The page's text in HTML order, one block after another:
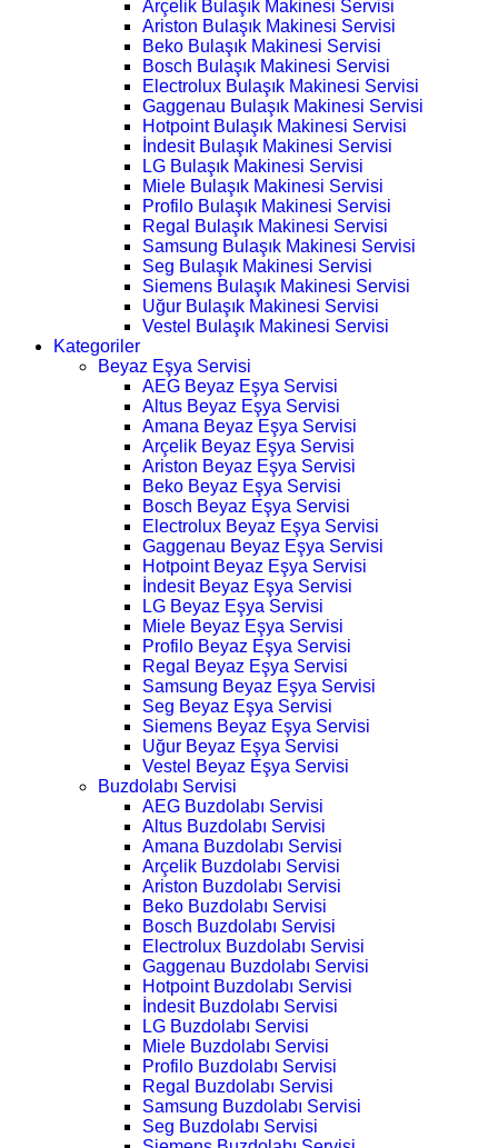
Arçelik Bulaşık Makinesi Servisi
Ariston Bulaşık Makinesi Servisi
Beko Bulaşık Makinesi Servisi
Bosch Bulaşık Makinesi Servisi
Electrolux Bulaşık Makinesi Servisi
Gaggenau Bulaşık Makinesi Servisi
Hotpoint Bulaşık Makinesi Servisi
İndesit Bulaşık Makinesi Servisi
LG Bulaşık Makinesi Servisi
Miele Bulaşık Makinesi Servisi
Profilo Bulaşık Makinesi Servisi
Regal Bulaşık Makinesi Servisi
Samsung Bulaşık Makinesi Servisi
Seg Bulaşık Makinesi Servisi
Siemens Bulaşık Makinesi Servisi
Uğur Bulaşık Makinesi Servisi
Vestel Bulaşık Makinesi Servisi
Kategoriler
Beyaz Eşya Servisi
AEG Beyaz Eşya Servisi
Altus Beyaz Eşya Servisi
Amana Beyaz Eşya Servisi
Arçelik Beyaz Eşya Servisi
Ariston Beyaz Eşya Servisi
Beko Beyaz Eşya Servisi
Bosch Beyaz Eşya Servisi
Electrolux Beyaz Eşya Servisi
Gaggenau Beyaz Eşya Servisi
Hotpoint Beyaz Eşya Servisi
İndesit Beyaz Eşya Servisi
LG Beyaz Eşya Servisi
Miele Beyaz Eşya Servisi
Profilo Beyaz Eşya Servisi
Regal Beyaz Eşya Servisi
Samsung Beyaz Eşya Servisi
Seg Beyaz Eşya Servisi
Siemens Beyaz Eşya Servisi
Uğur Beyaz Eşya Servisi
Vestel Beyaz Eşya Servisi
Buzdolabı Servisi
AEG Buzdolabı Servisi
Altus Buzdolabı Servisi
Amana Buzdolabı Servisi
Arçelik Buzdolabı Servisi
Ariston Buzdolabı Servisi
Beko Buzdolabı Servisi
Bosch Buzdolabı Servisi
Electrolux Buzdolabı Servisi
Gaggenau Buzdolabı Servisi
Hotpoint Buzdolabı Servisi
İndesit Buzdolabı Servisi
LG Buzdolabı Servisi
Miele Buzdolabı Servisi
Profilo Buzdolabı Servisi
Regal Buzdolabı Servisi
Samsung Buzdolabı Servisi
Seg Buzdolabı Servisi